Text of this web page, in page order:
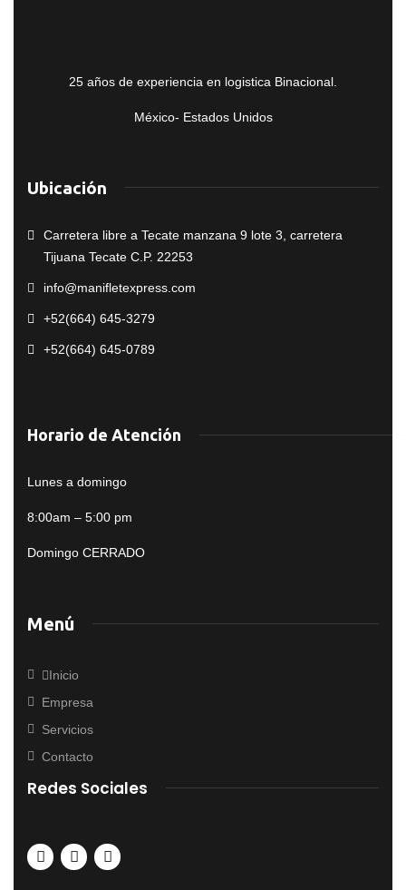
25 años de experiencia en logistica Binacional.
México- Estados Unidos
Ubicación
Carretera libre a Tecate manzana 9 lote 3, carretera
Tijuana Tecate C.P. 22253
info@manifletexpress.com
+52(664) 645-3279
+52(664) 645-0789
Horario de Atención
Lunes a domingo
8:00am – 5:00 pm
Domingo CERRADO
Menú
Inicio
Empresa
Servicios
Contacto
Redes Sociales